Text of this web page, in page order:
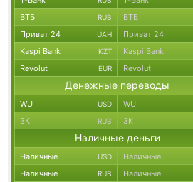
ВТБ RUB ВТБ
Приват 24 UAH Приват 24
Kaspi Bank KZT Kaspi Bank
Revolut EUR Revolut
Денежные переводы
WU USD WU
ЗК RUB ЗК
Наличные деньги
Наличные USD Наличные
Наличные RUB Наличные